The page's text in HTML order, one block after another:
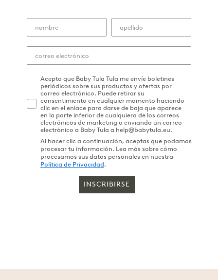
Acepto que Baby Tula Tula me envíe boletines
periódicos sobre sus productos y ofertas por
correo electrónico. Puede retirar su
consentimiento en cualquier momento haciendo
clic en el enlace para darse de baja que aparece
en la parte inferior de cualquiera de los correos
electrónicos de marketing o enviando un correo
electrónico a Baby Tula a help@babytula.eu.
Al hacer clic a continuación, aceptas que podamos
procesar tu información. Lea más sobre cómo
procesamos sus datos personales en nuestra
Política de Privacidad.
INSCRIBIRSE